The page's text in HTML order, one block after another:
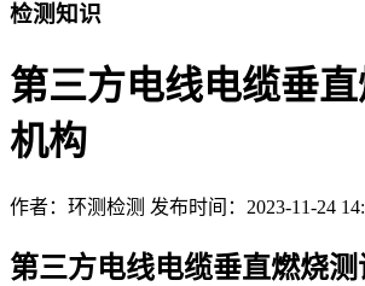
检测知识
第三方电线电缆垂
机构
作者：环测检测 发布时间：2023-11-24
第三方电线电缆垂直燃烧